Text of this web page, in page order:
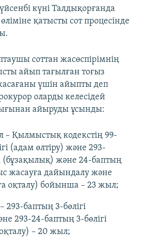
күні Талдықорғанда
қатысты сот процесінде
соттан жасөспірімнің
айып тағылған тоғыз
үшін айыпты деп
оларды келесідей
айыруды ұсынды:
Қылмыстық кодекстің 99-
(адам өлтіру) және 293-
(бұзақылық) және 24-баптың
жасауға дайындалу және
оқталу) бойынша – 23 жыл;
293-баптың 3-бөлігі
293-24-баптың 3-бөлігі
– 20 жыл;